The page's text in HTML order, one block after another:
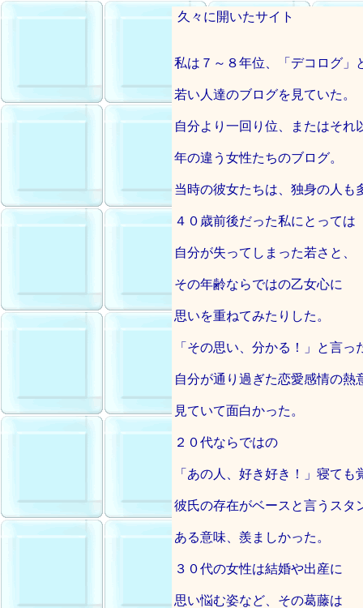
久々に開いたサイト
私は７～８年位、「デコログ」
若い人達のブログを見ていた。
自分より一回り位、またはそれ
年の違う女性たちのブログ。
当時の彼女たちは、独身の人も
４０歳前後だった私にとっては
自分が失ってしまった若さと、
その年齢ならではの乙女心に
思いを重ねてみたりした。
「その思い、分かる！」と言っ
自分が通り過ぎた恋愛感情の熱
見ていて面白かった。
２０代ならではの
「あの人、好き好き！」寝ても
彼氏の存在がベースと言うスタ
ある意味、羨ましかった。
３０代の女性は結婚や出産に
思い悩む姿など、その葛藤は